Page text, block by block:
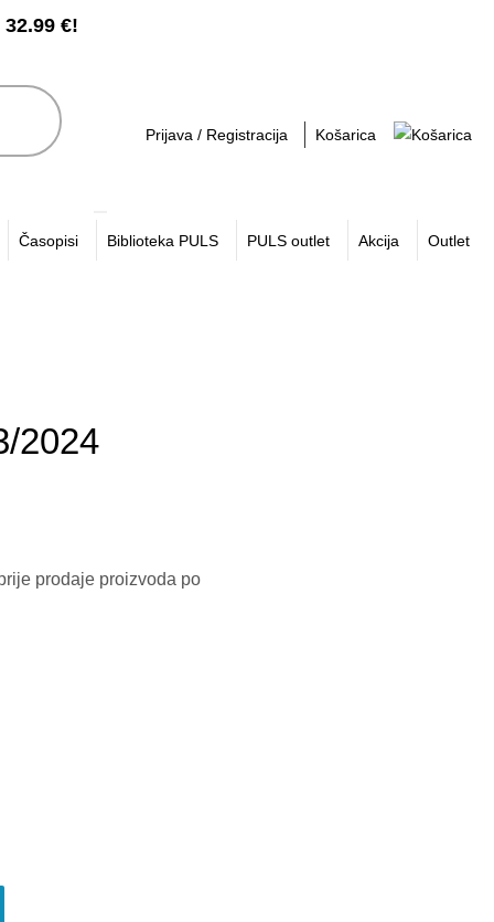
32.99 €!
Časopisi Biblioteka PULS PULS outlet Akcija Outlet
Prijava / Registracija Košarica
2024
prodaje proizvoda po